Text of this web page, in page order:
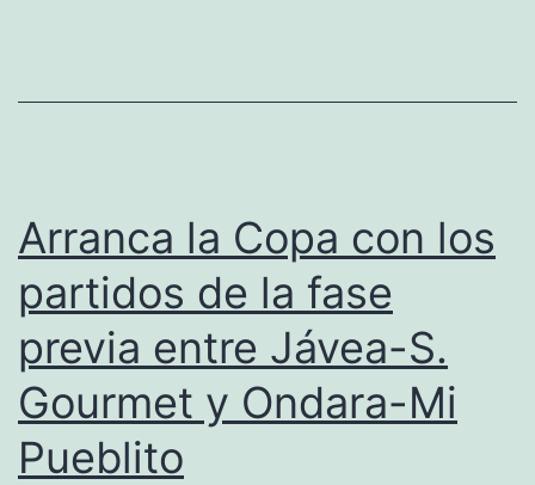
Oliva
Arranca la Copa con los
partidos de la fase
previa entre Jávea-S.
Gourmet y Ondara-Mi
Pueblito